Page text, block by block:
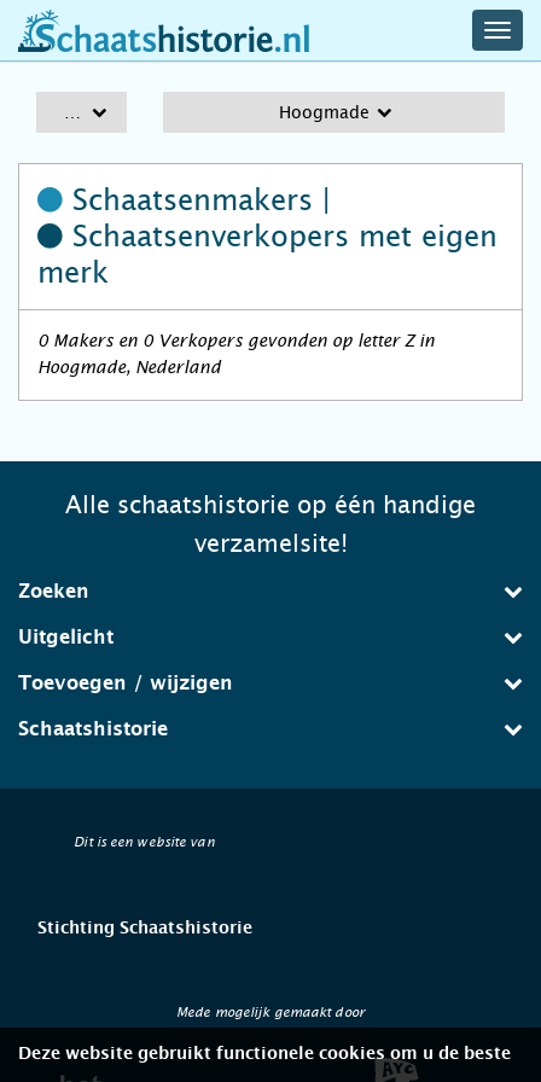
schaatshistorie.nl
Hoogmade
Schaatsenmakers |
Schaatsenverkopers met eigen
merk
0 Makers en 0 Verkopers gevonden op letter Z in
Hoogmade, Nederland
Alle schaatshistorie op één handige
verzamelsite!
Zoeken
Uitgelicht
Toevoegen / wijzigen
Schaatshistorie
Dit is een website van
Stichting Schaatshistorie
Mede mogelijk gemaakt door
Deze website gebruikt functionele cookies om u de beste